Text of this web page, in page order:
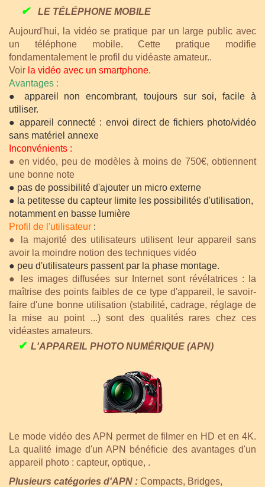
✔
LE TÉLÉPHONE MOBILE
Aujourd'hui, la vidéo se pratique par un large public avec
un téléphone mobile. Cette pratique modifie
fondamentalement le profil du vidéaste amateur..
Voir la vidéo avec un smartphone.
Avantages :
● appareil non encombrant, toujours sur soi, facile à
utiliser.
● appareil connecté : envoi direct de fichiers photo/vidéo
sans matériel annexe
Inconvénients :
● en vidéo, peu de modèles à moins de 750€, obtiennent
une bonne note
● pas de possibilité d'ajouter un micro externe
● la petitesse du capteur limite les possibilités d'utilisation,
notamment en basse lumière
Profil de l'utilisateur :
● la majorité des utilisateurs utilisent leur appareil sans
avoir la moindre notion des techniques vidéo
● peu d'utilisateurs passent par la phase montage.
● les images diffusées sur Internet sont révélatrices : la
maîtrise des points faibles de ce type d'appareil, le savoir-
faire d'une bonne utilisation (stabilité, cadrage, réglage de
la mise au point ...) sont des qualités rares chez ces
vidéastes amateurs.
✔ L'APPAREIL PHOTO NUMÉRIQUE (APN)
Le mode vidéo des APN permet de filmer en HD et en 4K.
La qualité image d'un APN bénéficie des avantages d'un
appareil photo : capteur, optique, .
Plusieurs catégories d'APN : Compacts, Bridges,